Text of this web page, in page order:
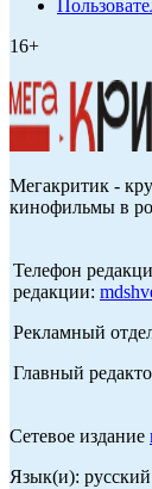
16+
Мегакритик -
кинофильмы в
Телефон
редакции:
Рекламный
Главный
Сетевое издание
Язык(и): русский